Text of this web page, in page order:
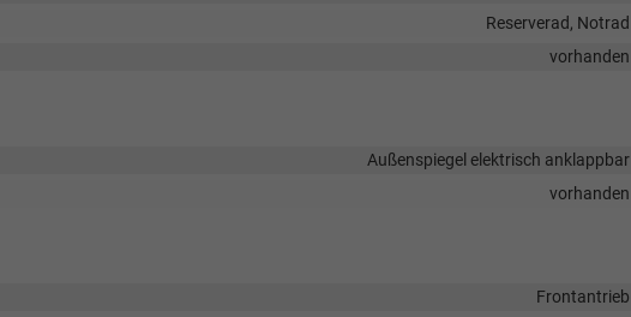
Reserverad, Notrad
vorhanden
Außenspiegel elektrisch anklappbar
vorhanden
Frontantrieb